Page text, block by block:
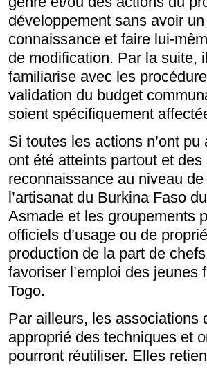
développement sans avoir
connaissance et faire lui-
de modification. Par la suite,
familiarise avec les
validation du budget
soient spécifiquement
Si toutes les actions n’ont
ont été atteints partout et
reconnaissance au niveau
l’artisanat du Burkina Faso
Asmade et les groupements
officiels d’usage ou de
production de la part de
favoriser l’emploi des jeunes
Togo.
Par ailleurs, les associations
approprié des techniques et
pourront réutiliser. Elles